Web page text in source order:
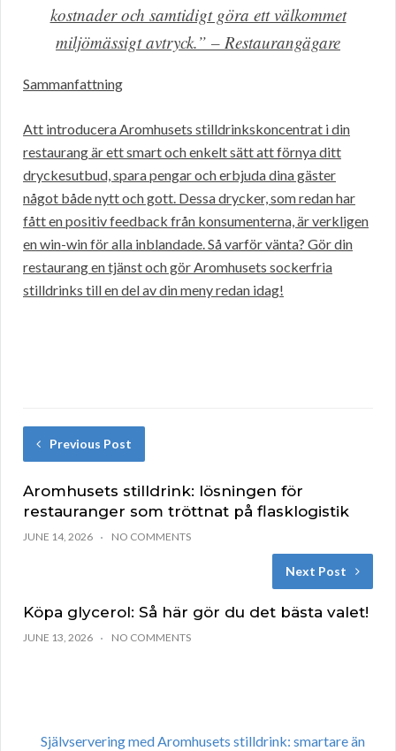
kostnader och samtidigt göra ett välkommet
miljömässigt avtryck.” – Restaurangägare
Sammanfattning
Att introducera Aromhusets stilldrinkskoncentrat i din
restaurang är ett smart och enkelt sätt att förnya ditt
dryckesutbud, spara pengar och erbjuda dina gäster
något både nytt och gott. Dessa drycker, som redan har
fått en positiv feedback från konsumenterna, är verkligen
en win-win för alla inblandade. Så varför vänta? Gör din
restaurang en tjänst och gör Aromhusets sockerfria
stilldrinks till en del av din meny redan idag!
Previous Post
Aromhusets stilldrink: lösningen för
restauranger som tröttnat på flasklogistik
JUNE 14, 2026 NO COMMENTS
Next Post
Köpa glycerol: Så här gör du det bästa valet!
JUNE 13, 2026 NO COMMENTS
Självservering med Aromhusets stilldrink: smartare än